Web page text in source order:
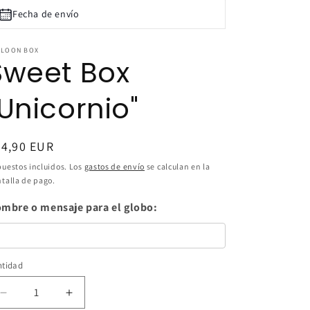
Fecha de envío
BOX
Box
EUR
incluidos. Los gastos de envío se calculan en la
de pago.
o mensaje para el globo:
Reducir
Aumentar